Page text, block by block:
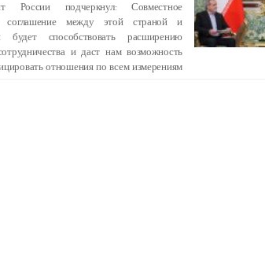
подчеркнул: Совместное
соглашение между этой страной и
способствовать расширению
и даст нам возможность
отношения по всем измерениям.